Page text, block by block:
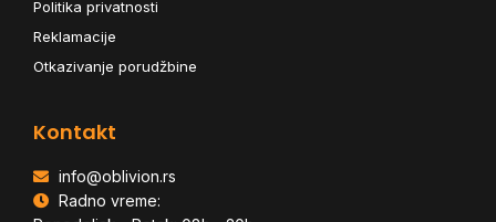
Politika privatnosti
Reklamacije
Otkazivanje porudžbine
Kontakt
info@oblivion.rs
Radno vreme: